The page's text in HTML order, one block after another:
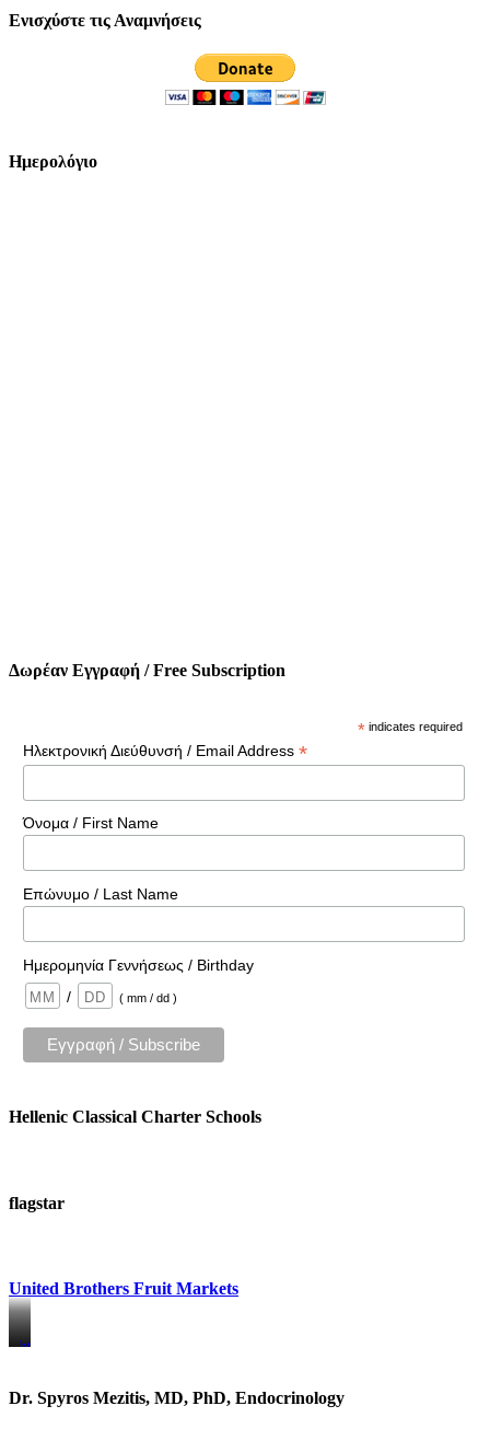
Ενισχύστε τις Αναμνήσεις
Ημερολόγιο
Δωρέαν Εγγραφή / Free Subscription
* indicates required
Ηλεκτρονική Διεύθυνσή / Email Address *
Όνομα / First Name
Επώνυμο / Last Name
Ημερομηνία Γεννήσεως / Birthday
/
( mm / dd )
Hellenic Classical Charter Schools
flagstar
United Brothers Fruit Markets
https://www.unitedbrothersfruitmarkets.com/
https://www.unitedbrothersfruitmarkets.com/
Dr. Spyros Mezitis, MD, PhD, Endocrinology